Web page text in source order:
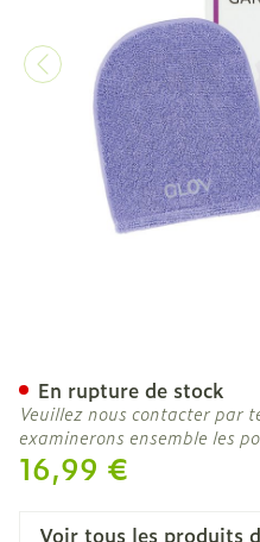
16,99 €
En rupture de stock
Veuillez nous contacter par
examinerons ensemble les
Voir tous les produits